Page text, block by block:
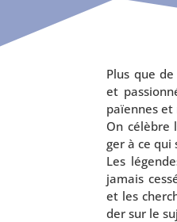
Plus que
et
païennes
On célèbre
ger à ce
Les
jamais
et les
der sur le